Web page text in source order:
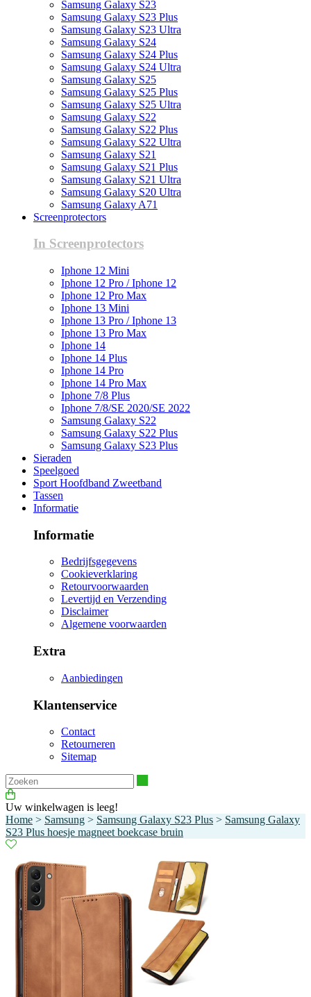
Samsung Galaxy S23
Samsung Galaxy S23 Plus
Samsung Galaxy S23 Ultra
Samsung Galaxy S24
Samsung Galaxy S24 Plus
Samsung Galaxy S24 Ultra
Samsung Galaxy S25
Samsung Galaxy S25 Plus
Samsung Galaxy S25 Ultra
Samsung Galaxy S22
Samsung Galaxy S22 Plus
Samsung Galaxy S22 Ultra
Samsung Galaxy S21
Samsung Galaxy S21 Plus
Samsung Galaxy S21 Ultra
Samsung Galaxy S20 Ultra
Samsung Galaxy A71
Screenprotectors
In Screenprotectors
Iphone 12 Mini
Iphone 12 Pro / Iphone 12
Iphone 12 Pro Max
Iphone 13 Mini
Iphone 13 Pro / Iphone 13
Iphone 13 Pro Max
Iphone 14
Iphone 14 Plus
Iphone 14 Pro
Iphone 14 Pro Max
Iphone 7/8 Plus
Iphone 7/8/SE 2020/SE 2022
Samsung Galaxy S22
Samsung Galaxy S22 Plus
Samsung Galaxy S23 Plus
Sieraden
Speelgoed
Sport Hoofdband Zweetband
Tassen
Informatie
Informatie
Bedrijfsgegevens
Cookieverklaring
Retourvoorwaarden
Levertijd en Verzending
Disclaimer
Algemene voorwaarden
Extra
Aanbiedingen
Klantenservice
Contact
Retourneren
Sitemap
Uw winkelwagen is leeg!
Home > Samsung > Samsung Galaxy S23 Plus > Samsung Galaxy
S23 Plus hoesje magneet boekcase bruin